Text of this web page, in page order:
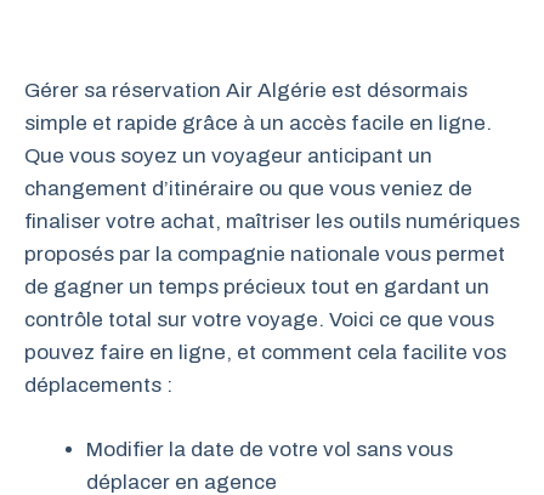
Gérer sa réservation Air Algérie est désormais
simple et rapide grâce à un accès facile en ligne.
Que vous soyez un voyageur anticipant un
changement d’itinéraire ou que vous veniez de
finaliser votre achat, maîtriser les outils numériques
proposés par la compagnie nationale vous permet
de gagner un temps précieux tout en gardant un
contrôle total sur votre voyage. Voici ce que vous
pouvez faire en ligne, et comment cela facilite vos
déplacements :
Modifier la date de votre vol sans vous
déplacer en agence